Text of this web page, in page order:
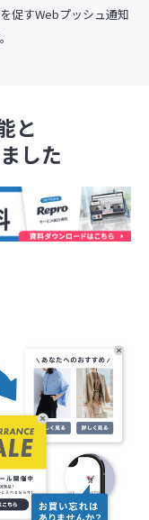
促すWebプッシュ通知
と
した